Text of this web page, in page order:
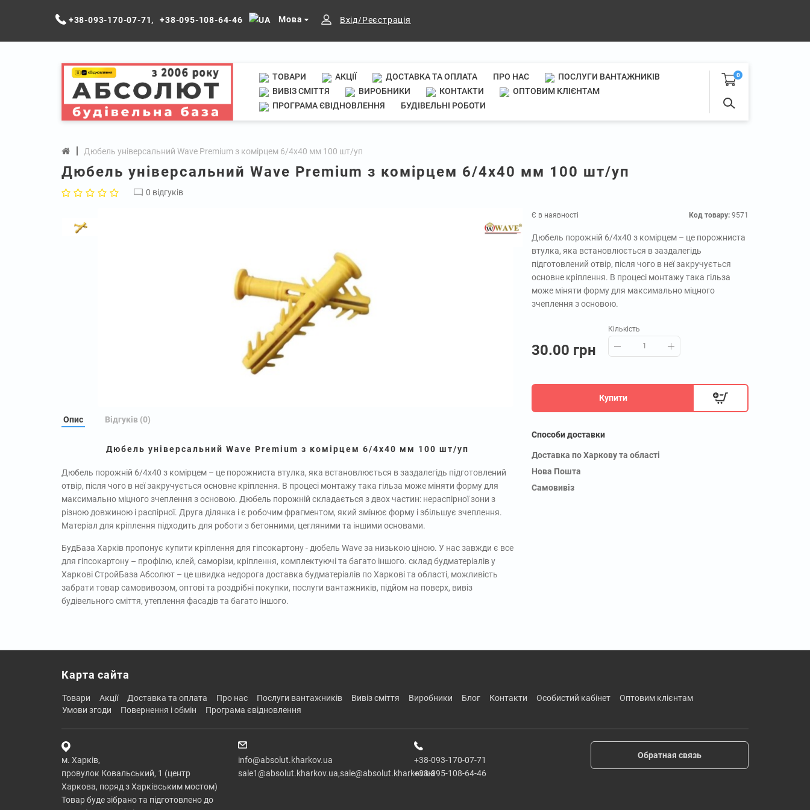
+38-093-170-07-71, +38-095-108-64-46 Мова Вхід/Реєстрація
ТОВАРИ АКЦІЇ ДОСТАВКА ТА ОПЛАТА ПРО НАС
ПОСЛУГИ ВАНТАЖНИКІВ
ВИВІЗ СМІТТЯ
ВИРОБНИКИ КОНТАКТИ
ОПТОВИМ КЛІЄНТАМ
ПРОГРАМА ЄВІДНОВЛЕННЯ
БУДІВЕЛЬНІ РОБОТИ
0
Дюбель універсальний Wave Premium з комірцем 6/4х40 мм 100 шт/уп
Дюбель універсальний Wave Premium з комірцем 6/4х40 мм 100 шт/уп
0 відгуків
Опис Відгуків (0)
Дюбель універсальний Wave Premium з комірцем 6/4х40 мм 100 шт/уп
Дюбель порожній 6/4х40 з комірцем – це порожниста втулка, яка встановлюється в заздалегідь підготовлений
отвір, після чого в неї закручується основне кріплення. В процесі монтажу така гільза може міняти форму для
максимально міцного зчеплення з основою. Дюбель порожній складається з двох частин: нераспірної зони з
різною довжиною і распірної. Друга ділянка і є робочим фрагментом, який змінює форму і збільшує зчеплення.
Матеріал для кріплення підходить для роботи з бетонними, цегляними та іншими основами.
БудБаза Харків пропонує купити кріплення для гіпсокартону - дюбель Wave за низькою ціною. У нас завжди є все
для гіпсокартону – профілю, клей, саморізи, кріплення, комплектуючі та багато іншого. склад будматеріалів у
Харкові СтройБаза Абсолют – це швидка недорога доставка будматеріалів по Харкові та області, можливість
забрати товар самовивозом, оптові та роздрібні покупки, послуги вантажників, підйом на поверх, вивіз
будівельного сміття, утеплення фасадів та багато іншого.
Є в наявності Код товару: 9571
Дюбель порожній 6/4х40 з комірцем – це порожниста
втулка, яка встановлюється в заздалегідь
підготовлений отвір, після чого в неї закручується
основне кріплення. В процесі монтажу така гільза
може міняти форму для максимально міцного
зчеплення з основою.
30.00 грн
Кількість
Купити
Способи доставки
Доставка по Харкову та області
Нова Пошта
Самовивіз
Карта сайта
товари акції доставка та оплата про нас послуги вантажників вивіз сміття виробники блог контакти особистий кабінет
оптовим клієнтам
умови згоди
повернення і обмін програма євідновлення
м. Харків,
провулок Ковальський, 1 (центр
Харкова, поряд з Харківським мостом)
Товар буде зібрано та підготовлено до
info@absolut.kharkov.ua
sale1@absolut.kharkov.ua,sale@absolut.kharkov.ua
+38-093-170-07-71
+38-095-108-64-46
Обратная связь